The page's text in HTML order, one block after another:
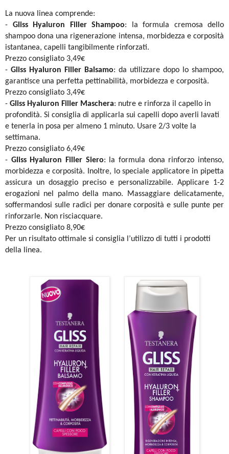
La nuova linea comprende:
- Gliss Hyaluron Filler Shampoo: la formula cremosa dello
shampoo dona una rigenerazione intensa, morbidezza e corposità
istantanea, capelli tangibilmente rinforzati.
Prezzo consigliato 3,49€
- Gliss Hyaluron Filler Balsamo: da utilizzare dopo lo shampoo,
garantisce una perfetta pettinabilità, morbidezza e corposità.
Prezzo consigliato 3,49€
- Gliss Hyaluron Filler Maschera: nutre e rinforza il capello in
profondità. Si consiglia di applicarla sui capelli dopo averli lavati
e tenerla in posa per almeno 1 minuto. Usare 2/3 volte la
settimana.
Prezzo consigliato 6,49€
- Gliss Hyaluron Filler Siero: la formula dona rinforzo intenso,
morbidezza e corposità. Inoltre, lo speciale applicatore in pipetta
assicura un dosaggio preciso e personalizzabile. Applicare 1-2
erogazioni nel palmo della mano. Massaggiare delicatamente,
soffermandosi sulle radici per donare corposità e sulle punte per
rinforzarle. Non risciacquare.
Prezzo consigliato 8,90€
Per un risultato ottimale si consiglia l’utilizzo di tutti i prodotti
della linea.